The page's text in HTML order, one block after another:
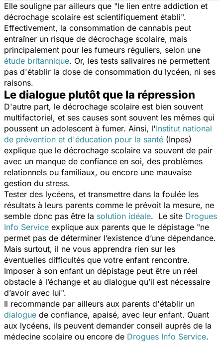
Elle souligne par ailleurs que "le lien entre addiction et
décrochage scolaire est scientifiquement établi".
Effectivement, la consommation de cannabis peut
entraîner un risque de décrochage scolaire, mais
principalement pour les fumeurs réguliers, selon une
étude britannique. Or, les tests salivaires ne permettent
pas d'établir la dose de consommation du lycéen, ni ses
raisons.
Le dialogue plutôt que la répression
D'autre part, le décrochage scolaire est bien souvent
multifactoriel, et ses causes sont souvent les mêmes qui
poussent un adolescent à fumer. Ainsi, l'Institut national
de prévention et d'éducation pour la santé (Inpes)
explique que le décrochage scolaire va souvent de pair
avec un manque de confiance en soi, des problèmes
relationnels ou familiaux, ou encore une mauvaise
gestion du stress.
Tester des lycéens, et transmettre dans la foulée les
résultats à leurs parents comme le prévoit la mesure, ne
semble donc pas être la solution idéale. Le site Drogues
Info Service explique aux parents que le dépistage "ne
permet pas de déterminer l’existence d’une dépendance.
Mais surtout, il ne vous apprendra rien sur les
éventuelles difficultés que votre enfant rencontre.
Imposer à son enfant un dépistage peut être un réel
obstacle à l’échange et au dialogue qu’il est nécessaire
d’avoir avec lui".
Il recommande par ailleurs aux parents d'établir un
dialogue de confiance, apaisé, avec leur enfant. Quant
aux lycéens, ils peuvent demander conseil auprès de la
médecine scolaire ou encore de Drogues Info Service.